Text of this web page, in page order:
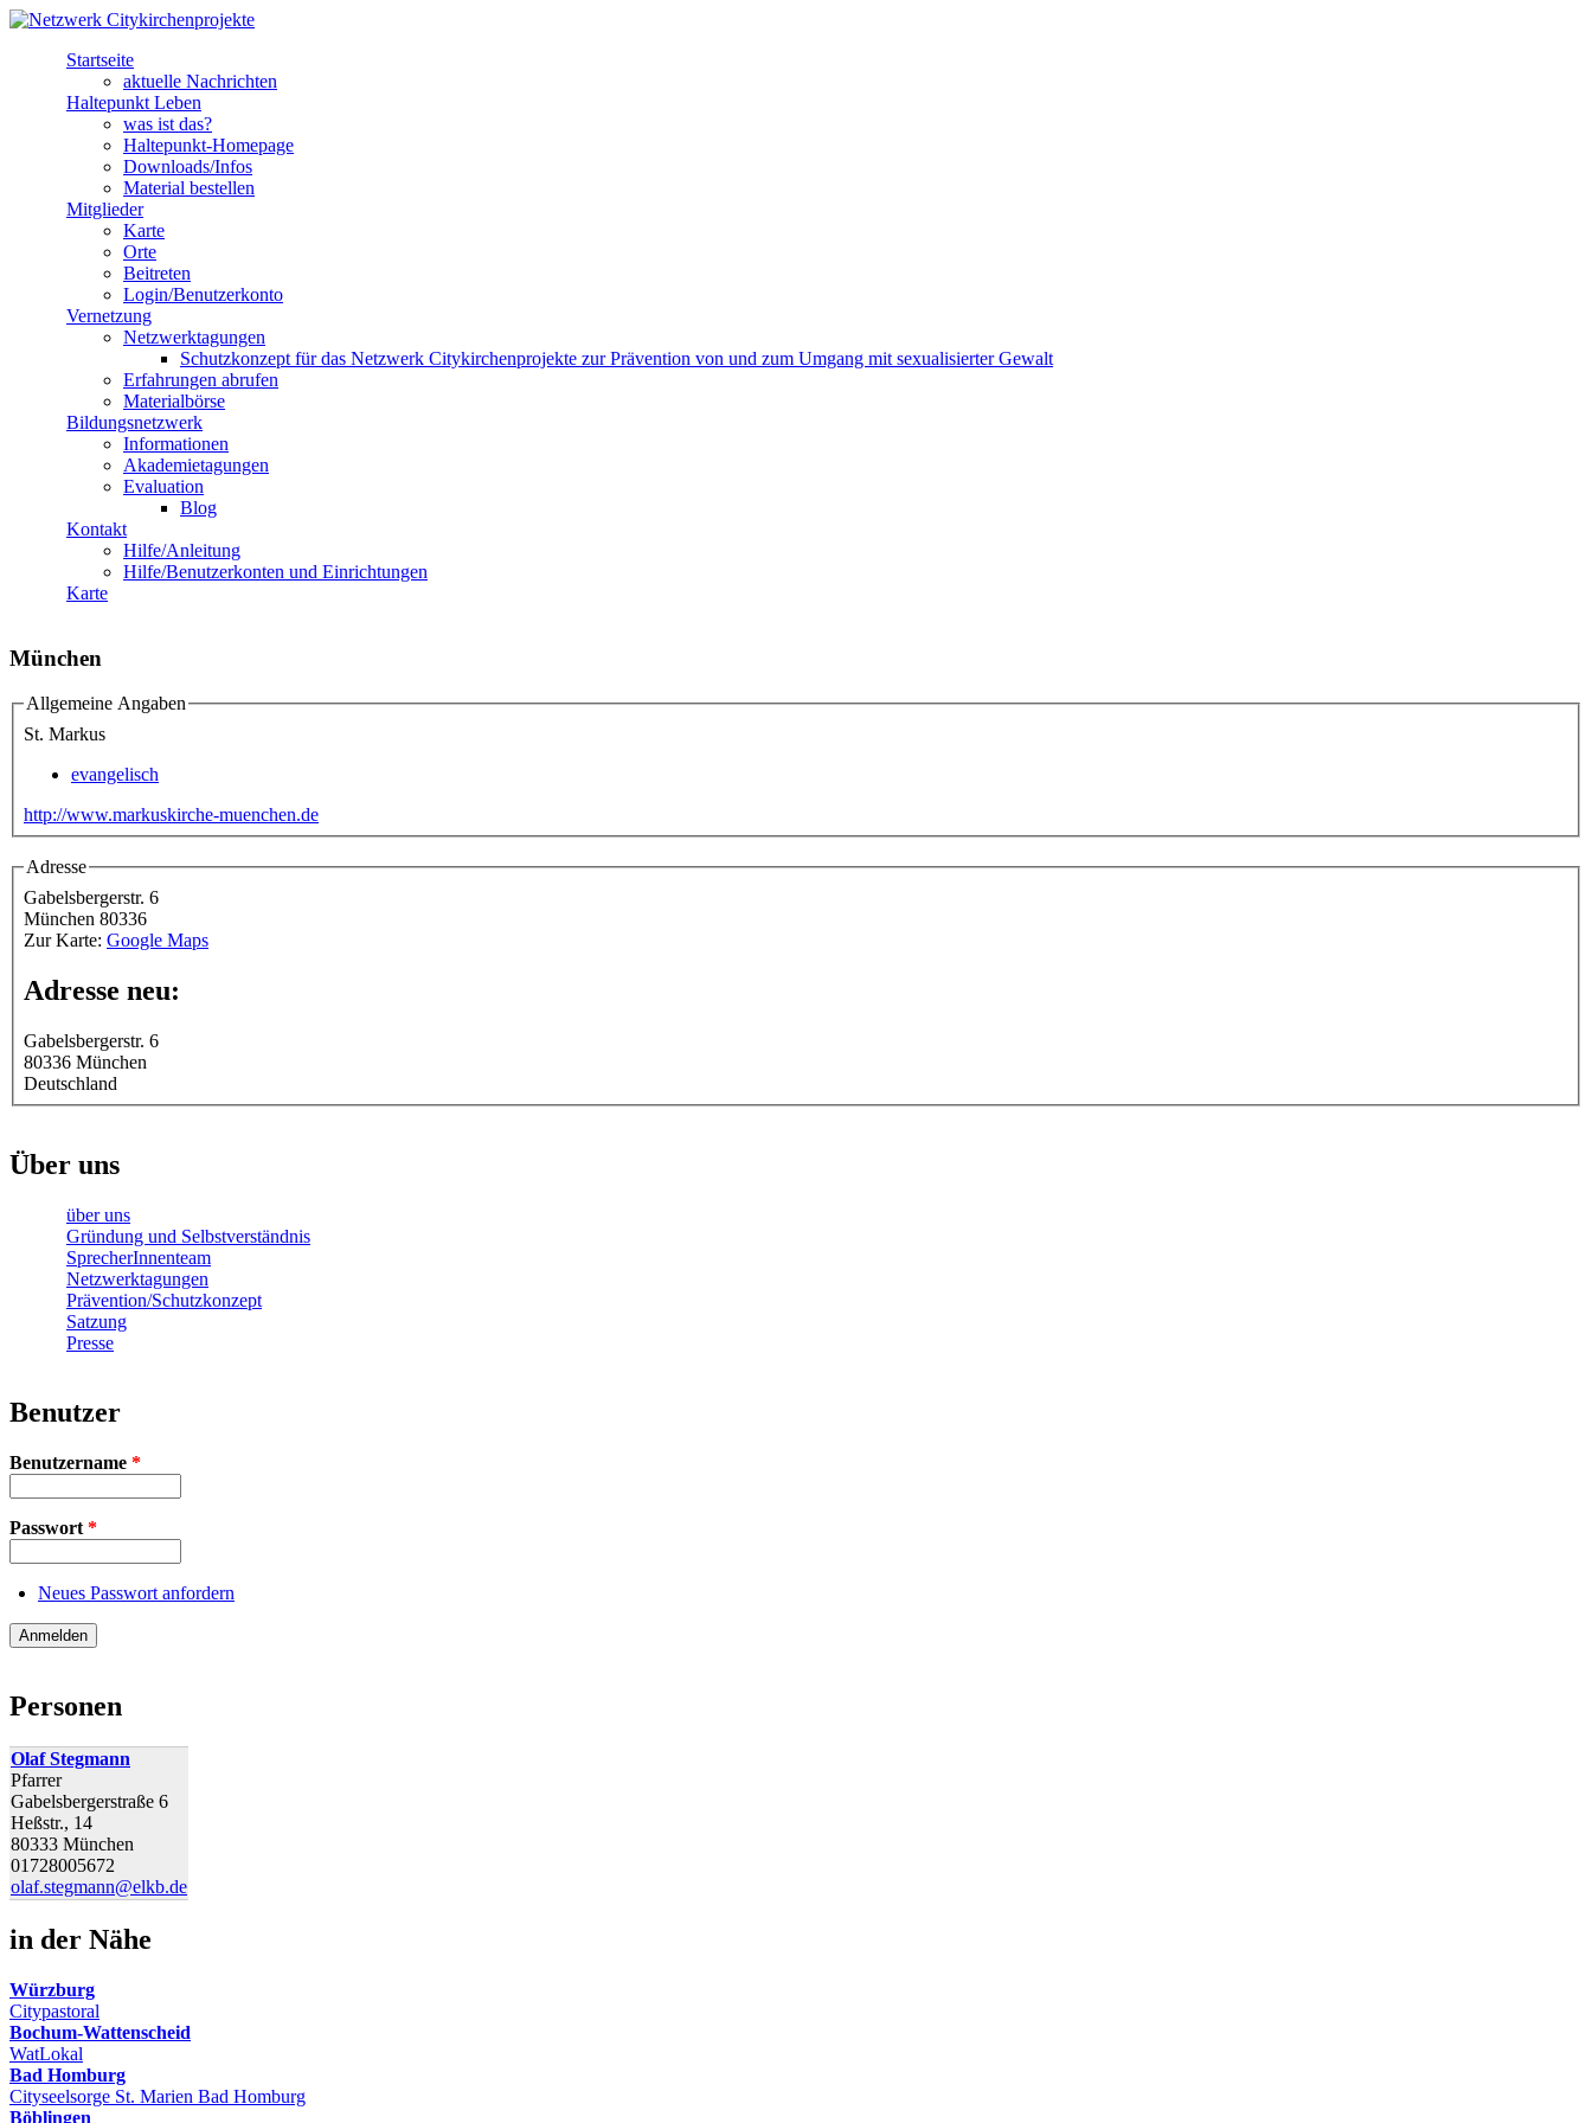
Direkt zum Inhalt
Netzwerk
Citykirchenprojekte
Startseite
aktuelle Nachrichten
Haltepunkt Leben
was ist das?
Haltepunkt-Homepage
Downloads/Infos
Material bestellen
Mitglieder
Karte
Orte
Beitreten
Login/Benutzerkonto
Vernetzung
Netzwerktagungen
Schutzkonzept für das Netzwerk Citykirchenprojekte zur Prävention von und zum Umgang mit sexualisierter Gewalt
Erfahrungen abrufen
Materialbörse
Bildungsnetzwerk
Informationen
Akademietagungen
Evaluation
Blog
Kontakt
Hilfe/Anleitung
Hilfe/Benutzerkonten und Einrichtungen
Karte
München
Allgemeine Angaben
St. Markus
evangelisch
http://www.markuskirche-muenchen.de
Adresse
Gabelsbergerstr. 6
München 80336
Zur Karte: Google Maps
Adresse neu:
Gabelsbergerstr. 6
80336 München
Deutschland
Über uns
über uns
Gründung und Selbstverständnis
SprecherInnenteam
Netzwerktagungen
Prävention/Schutzkonzept
Satzung
Presse
Benutzer
Benutzername *
Passwort *
Neues Passwort anfordern
Personen
Olaf Stegmann
Pfarrer
Gabelsbergerstraße 6
Heßstr., 14
80333 München
01728005672
olaf.stegmann@elkb.de
in der Nähe
Würzburg
Citypastoral
Bochum-Wattenscheid
WatLokal
Bad Homburg
Cityseelsorge St. Marien Bad Homburg
Böblingen